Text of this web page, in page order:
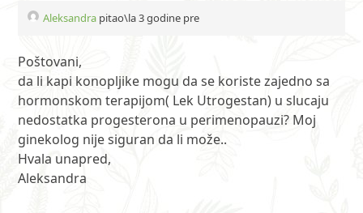
Aleksandra pitao\la 3 godine pre
Poštovani,
da li kapi konopljike mogu da se koriste zajedno sa
hormonskom terapijom( Lek Utrogestan) u slucaju
nedostatka progesterona u perimenopauzi? Moj
ginekolog nije siguran da li može..
Hvala unapred,
Aleksandra